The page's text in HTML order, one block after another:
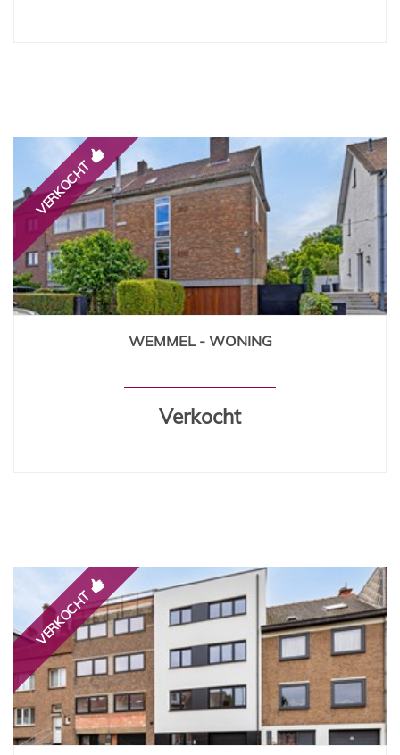
VERKOCHT
274 m² Ja
WEMMEL - WONING
Verkocht
VERKOCHT